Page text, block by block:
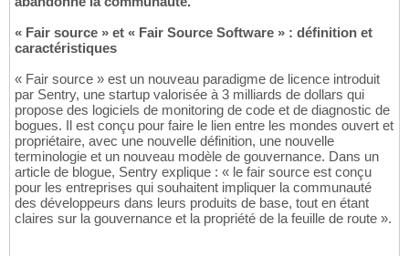
« Fair source » et « Fair Source Software » : définition et
caractéristiques
« Fair source » est un nouveau paradigme de licence introduit
par Sentry, une startup valorisée à 3 milliards de dollars qui
propose des logiciels de monitoring de code et de diagnostic de
bogues. Il est conçu pour faire le lien entre les mondes ouvert et
propriétaire, avec une nouvelle définition, une nouvelle
terminologie et un nouveau modèle de gouvernance. Dans un
article de blogue, Sentry explique : « le fair source est conçu
pour les entreprises qui souhaitent impliquer la communauté
des développeurs dans leurs produits de base, tout en étant
claires sur la gouvernance et la propriété de la feuille de route ».